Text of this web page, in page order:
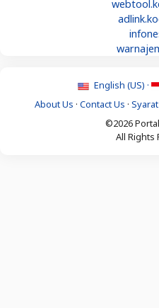
English (US) ·
About Us · Contact Us ·
©2026
All Rights